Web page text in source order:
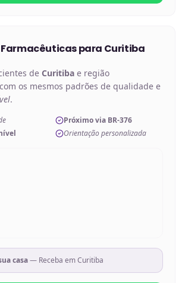
Farmacêuticaspara Curitiba
de Curitiba e região
os mesmos padrões de qualidade e
.
Próximo via BR-376
Orientação personalizada
casa— Receba emCuritiba